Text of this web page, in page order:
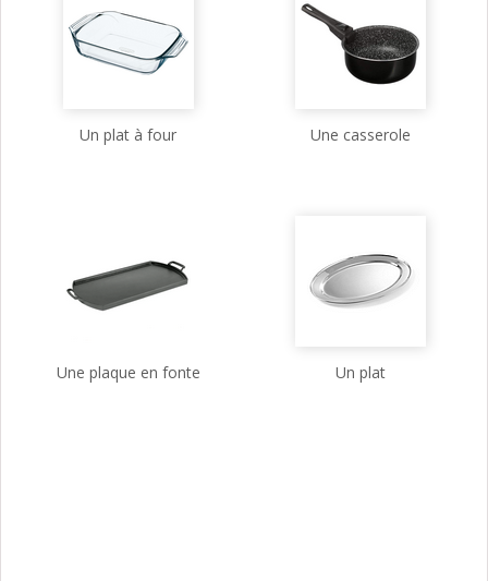
Un plat à four Une casserole
Une plaque en fonte Un plat